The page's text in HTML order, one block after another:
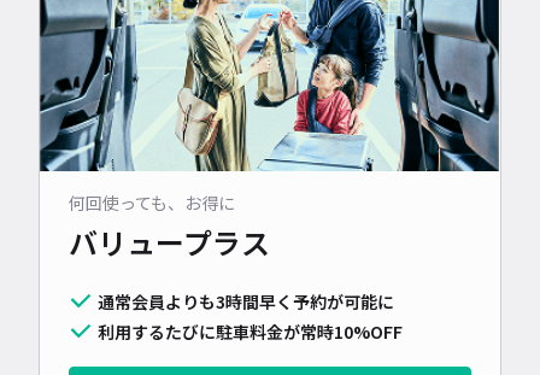
何回使っても、お得に
バリュープラス
通常会員よりも3時間早く予約が可能に
利用するたびに駐車料金が常時10%OFF